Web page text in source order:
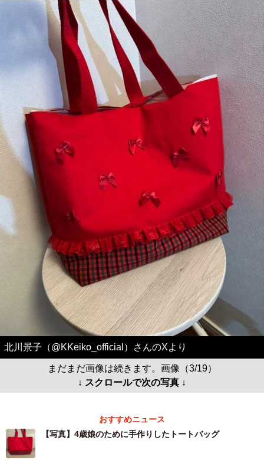
北川景子（@KKeiko_official）さんのXより
まだまだ画像は続きます。画像（3/19）
↓ スクロールで次の写真 ↓
おすすめニュース
【写真】4歳娘のために手作りしたトートバッグ